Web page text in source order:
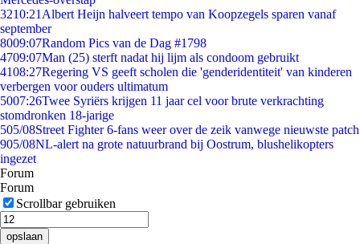
3210:21 Albert Heijn halveert tempo van Koopzegels sparen vanaf
september
8009:07Random Pics van de Dag #1798
4709:07Man (25) sterft nadat hij lijm als condoom gebruikt
4108:27Regering VS geeft scholen die 'genderidentiteit' van kinderen
verbergen voor ouders ultimatum
5007:26Twee Syriërs krijgen 11 jaar cel voor brute verkrachting
stomdronken 18-jarige
505/08Street Fighter 6-fans weer over de zeik vanwege nieuwste patch
905/08NL-alert na grote natuurbrand bij Oostrum, blushelikopters
ingezet
Forum
Forum
Scrollbar gebruiken
opslaan